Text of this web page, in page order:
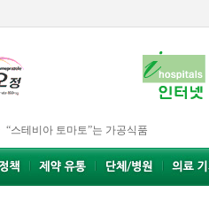
“스테비아 토마토”는 가공식품